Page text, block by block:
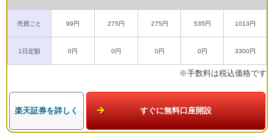
売買ごと 99円 275円 275円 535円 1013円
1日定額 0円 0円 0円 0円 3300円
※手数料は税込価格です
楽天証券を詳しく すぐに無料口座開設